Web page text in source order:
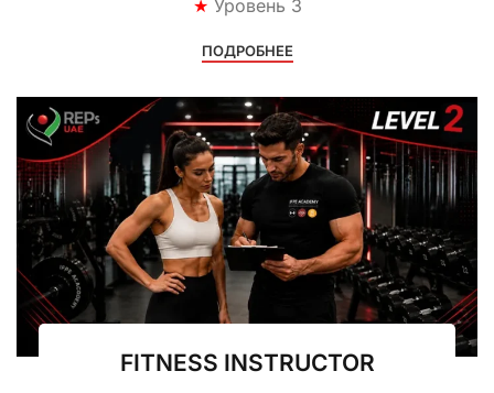
★ Уровень 3
ПОДРОБНЕЕ
FITNESS INSTRUCTOR